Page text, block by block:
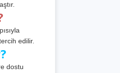
edilir.
dostu